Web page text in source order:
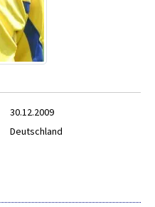
30.12.2009
Deutschland